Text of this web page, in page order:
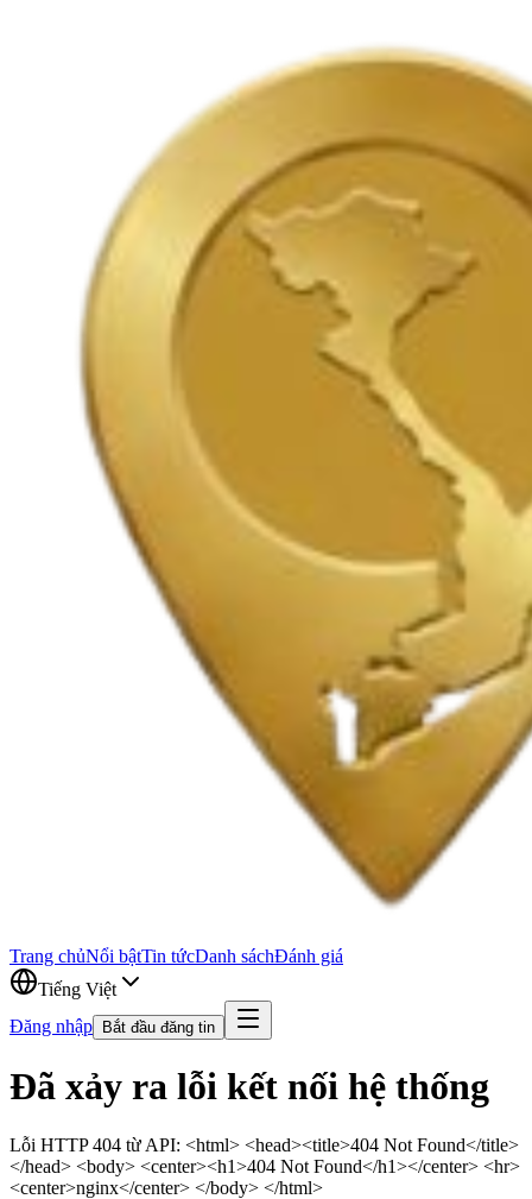
Trang chủNổi bậtTin tứcDanh sáchĐánh giá
Tiếng Việt
Đăng nhập
Bắt đầu đăng tin
Đã xảy ra lỗi kết nối hệ thống
Lỗi HTTP 404 từ API: <html> <head><title>404 Not Found</title>
</head> <body> <center><h1>404 Not Found</h1></center> <hr>
<center>nginx</center> </body> </html>